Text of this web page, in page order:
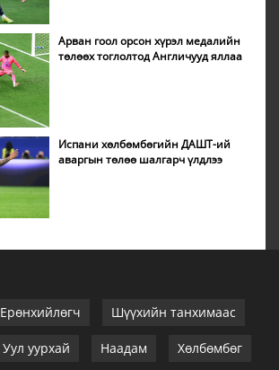
Арван гоол орсон хүрэл медалийн
төлөөх тоглолтод Англичууд яллаа
Испани хөлбөмбөгийн ДАШТ-ий
аваргын төлөө шалгарч үлдлээ
Ерөнхийлөгч Шүүхийн танхимаас
Уул уурхай Наадам Хөлбөмбөг